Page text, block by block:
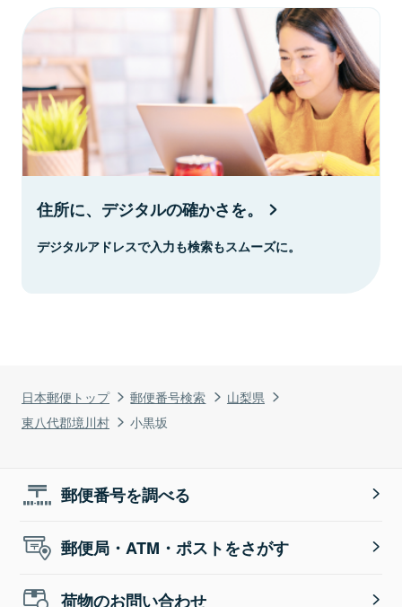
日本郵便トップ 郵便番号検索
山梨県
東八代郡境川村
小黒坂
住所に、デジタルの確かさを。
デジタルアドレスで入力も検索もスムーズに。
郵便番号を調べる
郵便局・ATM・ポストをさがす
荷物のお問い合わせ